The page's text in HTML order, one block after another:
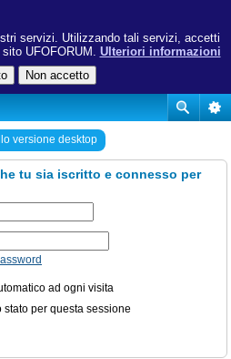
servizi. Utilizzando tali servizi, accetti
UFOFORUM. Ulteriori informazioni
versione desktop
tu sia iscritto e connesso per
ad ogni visita
stato per questa sessione